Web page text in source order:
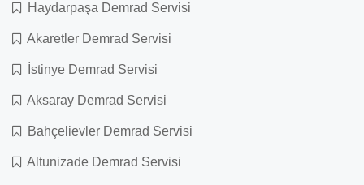
Haydarpaşa Demrad Servisi
Akaretler Demrad Servisi
İstinye Demrad Servisi
Aksaray Demrad Servisi
Bahçelievler Demrad Servisi
Altunizade Demrad Servisi